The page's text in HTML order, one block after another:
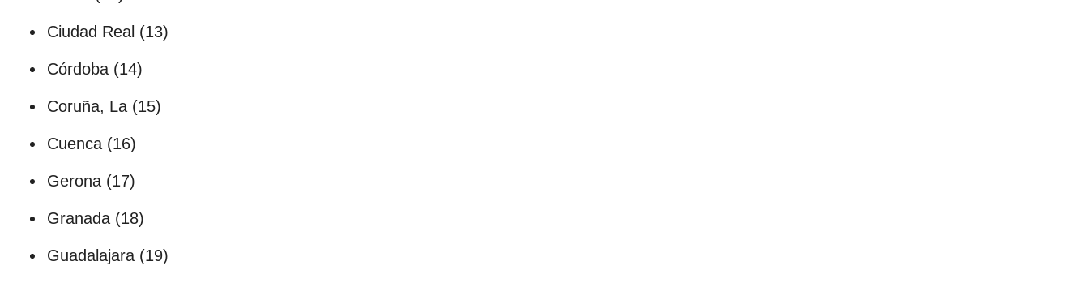
Ciudad Real (13)
Córdoba (14)
Coruña, La (15)
Cuenca (16)
Gerona (17)
Granada (18)
Guadalajara (19)